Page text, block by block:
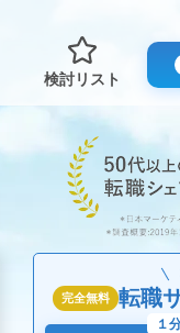
検討リスト
完全無料 転職
１